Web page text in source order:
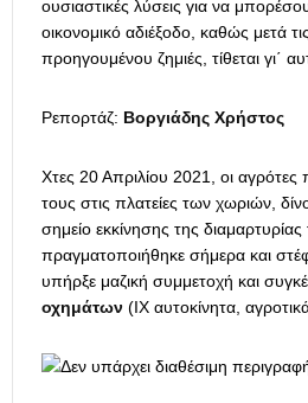
ουσιαστικές λύσεις για να
οικονομικό αδιέξοδο, καθώς μετά
προηγουμένου ζημιές, τίθεται γι΄
Ρεπορτάζ: Βοργιάδης Χρήστος
Χτες 20 Απριλίου 2021, οι αγρότες
τους στις πλατείες των χωριών,
σημείο εκκίνησης της
πραγματοποιήθηκε σήμερα και
υπήρξε μαζική συμμετοχή και
οχημάτων (ΙΧ αυτοκίνητα,